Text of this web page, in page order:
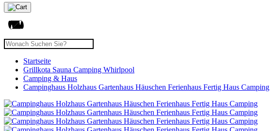
Startseite
Grillkota Sauna Camping Whirlpool
Camping & Haus
Campinghaus Holzhaus Gartenhaus Häuschen Ferienhaus Fertig Haus Camping